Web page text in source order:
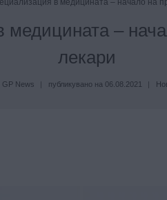
в медицината – начало на
медицината –
лекари
GP News публикувано на 06.08.2021